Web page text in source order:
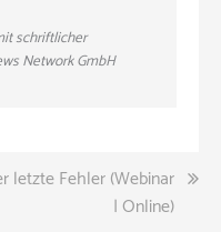
schriftlicher
Network GmbH
letzte Fehler (Webinar
| Online)